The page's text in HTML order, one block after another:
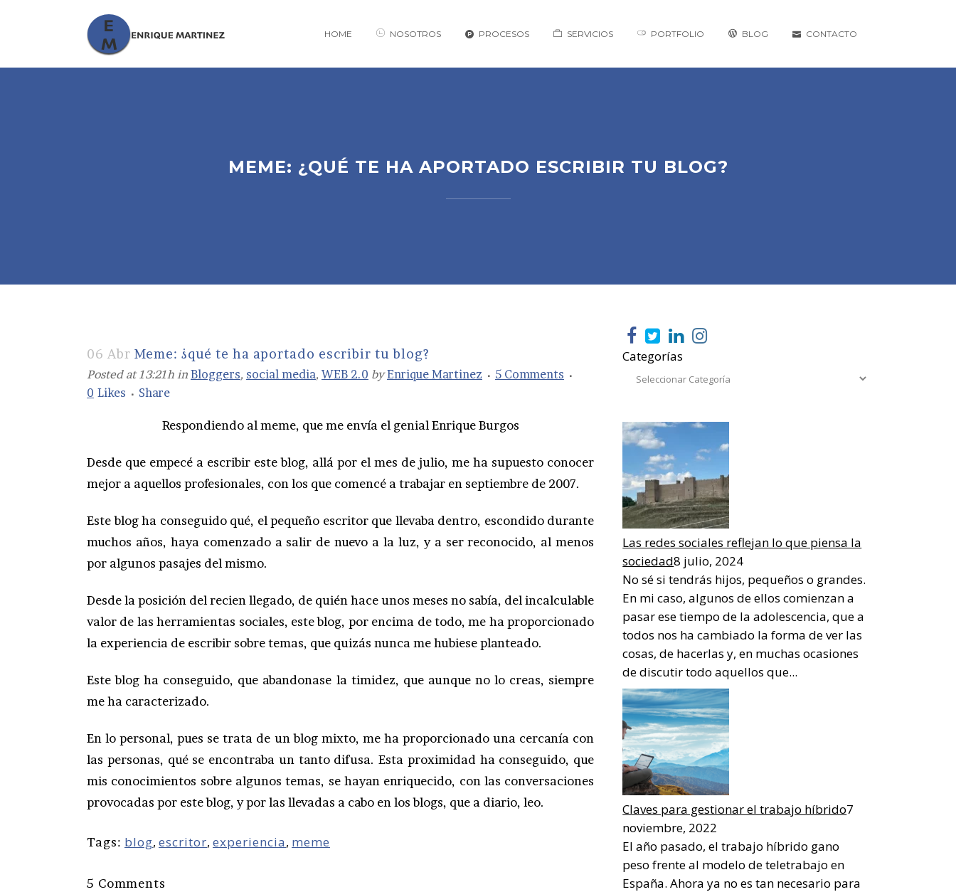
HOME NOSOTROS PROCESOS SERVICIOS PORTFOLIO BLOG CONTACTO
MEME: ¿QUÉ TE HA APORTADO ESCRIBIR TU BLOG?
06 Abr Meme: ¿qué te ha aportado escribir tu blog?
Posted at 13:21h in Bloggers, social media, WEB 2.0 byEnrique Martinez
5 Comments
0 Likes Share
Respondiendo al meme, que me envía el genial Enrique Burgos
Desde que empecé a escribir este blog, allá por el mes de julio, me ha supuesto conocer
mejor a aquellos profesionales, con los que comencé a trabajar en septiembre de 2007.
Este blog ha conseguido qué, el pequeño escritor que llevaba dentro, escondido durante
muchos años, haya comenzado a salir de nuevo a la luz, y a ser reconocido, al menos
por algunos pasajes del mismo.
Desde la posición del recien llegado, de quién hace unos meses no sabía, del incalculable
valor de las herramientas sociales, este blog, por encima de todo, me ha proporcionado
la experiencia de escribir sobre temas, que quizás nunca me hubiese planteado.
Este blog ha conseguido, que abandonase la timidez, que aunque no lo creas, siempre
me ha caracterizado.
En lo personal, pues se trata de un blog mixto, me ha proporcionado una cercanía con
las personas, qué se encontraba un tanto difusa. Esta proximidad ha conseguido, que
mis conocimientos sobre algunos temas, se hayan enriquecido, con las conversaciones
provocadas por este blog, y por las llevadas a cabo en los blogs, que a diario, leo.
Tags: blog, escritor, experiencia, meme
5 Comments
Categorías
Las redes sociales reflejan lo que piensa la
sociedad8 julio, 2024
No sé si tendrás hijos, pequeños o grandes.
En mi caso, algunos de ellos comienzan a
pasar ese tiempo de la adolescencia, que a
todos nos ha cambiado la forma de ver las
cosas, de hacerlas y, en muchas ocasiones
de discutir todo aquellos que...
Claves para gestionar el trabajo híbrido7
noviembre, 2022
El año pasado, el trabajo híbrido gano
peso frente al modelo de teletrabajo en
España. Ahora ya no es tan necesario para